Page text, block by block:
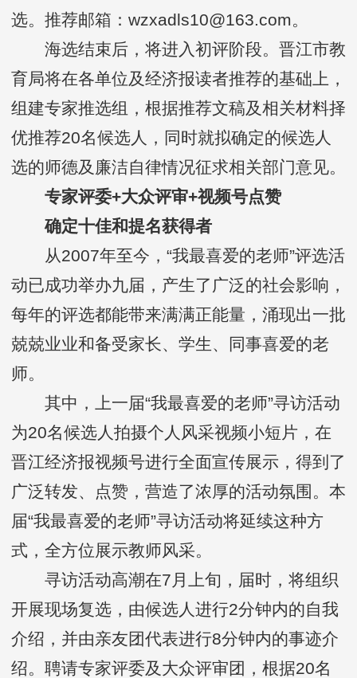
选。推荐邮箱：wzxadls10@163.com。
海选结束后，将进入初评阶段。晋江市教
育局将在各单位及经济报读者推荐的基础上，
组建专家推选组，根据推荐文稿及相关材料择
优推荐20名候选人，同时就拟确定的候选人
选的师德及廉洁自律情况征求相关部门意见。
专家评委+大众评审+视频号点赞
确定十佳和提名获得者
从2007年至今，“我最喜爱的老师”评选活
动已成功举办九届，产生了广泛的社会影响，
每年的评选都能带来满满正能量，涌现出一批
兢兢业业和备受家长、学生、同事喜爱的老
师。
其中，上一届“我最喜爱的老师”寻访活动
为20名候选人拍摄个人风采视频小短片，在
晋江经济报视频号进行全面宣传展示，得到了
广泛转发、点赞，营造了浓厚的活动氛围。本
届“我最喜爱的老师”寻访活动将延续这种方
式，全方位展示教师风采。
寻访活动高潮在7月上旬，届时，将组织
开展现场复选，由候选人进行2分钟内的自我
介绍，并由亲友团代表进行8分钟内的事迹介
绍。聘请专家评委及大众评审团，根据20名